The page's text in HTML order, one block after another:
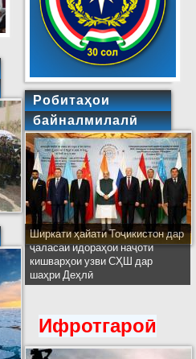
Робитаҳои
байналмилалӣ
Ширкати ҳайати Тоҷикистон дар
ҷаласаи идораҳои наҷоти
кишварҳои узви СҲШ дар
шаҳри Деҳлӣ
Ифротгароӣ